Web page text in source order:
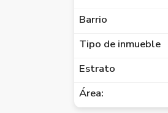
Barrio
Tipo de inmueble
Estrato
Área: